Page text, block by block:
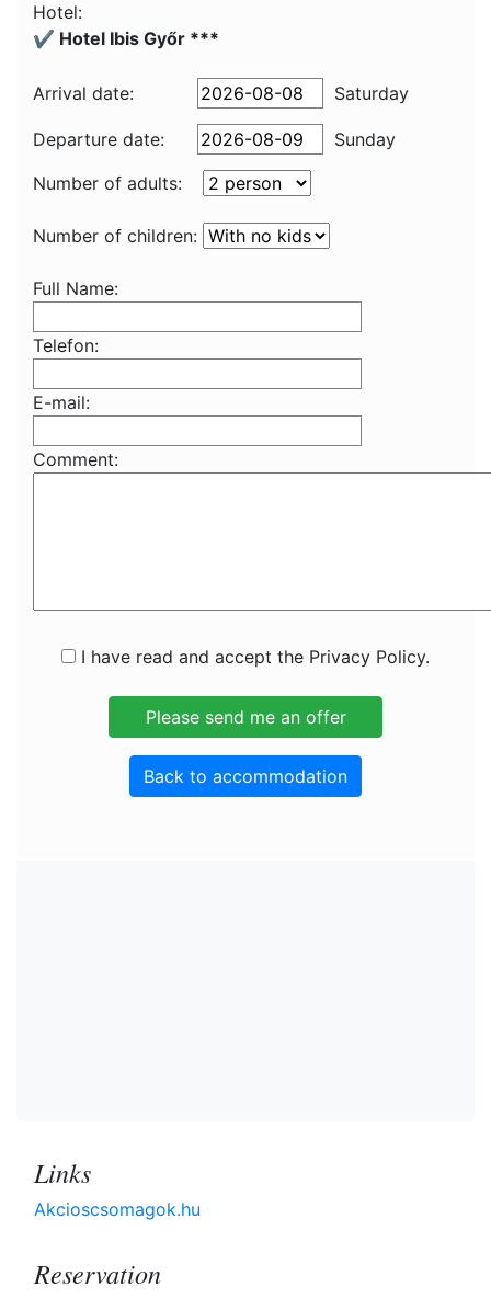
Hotel:
✔️ Hotel Ibis Győr ***
Arrival date: Saturday
Departure date:
Sunday
Number of adults:
Number of children:
Full Name:
Telefon:
E-mail:
Comment:
I have read and accept the Privacy Policy.
Back to accommodation
Links
Akcioscsomagok.hu
Reservation